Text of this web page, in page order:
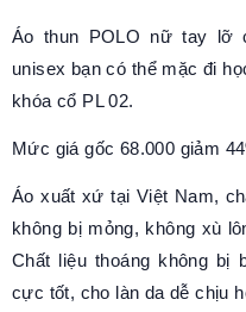
Áo thun POLO nữ tay lỡ
unisex bạn có thể mặc đi
khóa cổ PL 02.
Mức giá gốc 68.000 giảm
Áo xuất xứ tại Việt Nam,
không bị mỏng, không xù
Chất liệu thoáng không bị
cực tốt, cho làn da dễ chịu